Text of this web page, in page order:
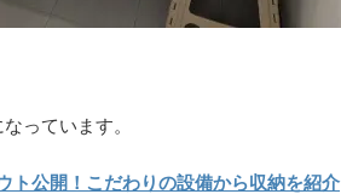
っています。
公開！こだわりの設備から収納を紹介